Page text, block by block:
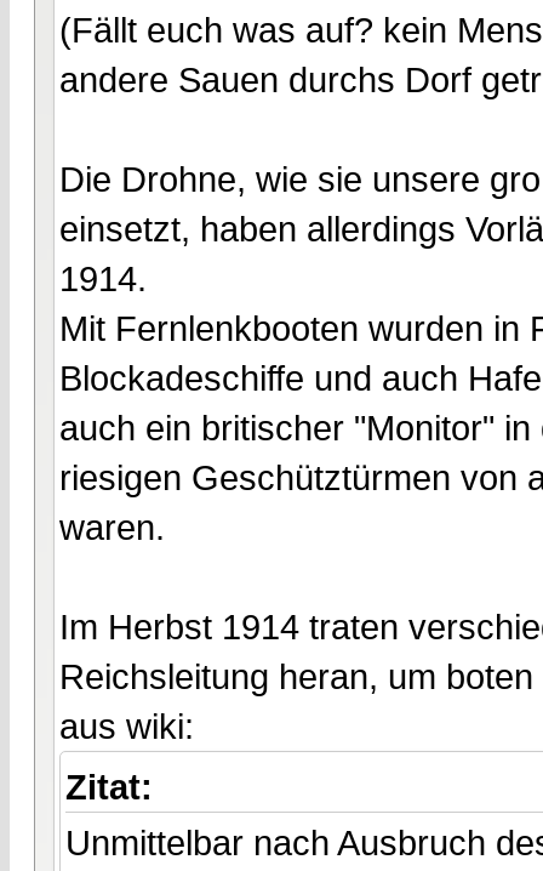
(Fällt euch was auf? kein
andere Sauen durchs Dorf
Die Drohne, wie sie unsere
einsetzt, haben allerdings
1914.
Mit Fernlenkbooten wurden in
Blockadeschiffe und auch
auch ein britischer "Monitor"
riesigen Geschütztürmen von
waren.
Im Herbst 1914 traten
Reichsleitung heran, um
aus wiki:
Zitat:
Unmittelbar nach Ausbruch